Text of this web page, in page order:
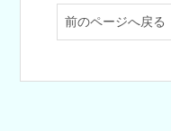
前のページへ戻る